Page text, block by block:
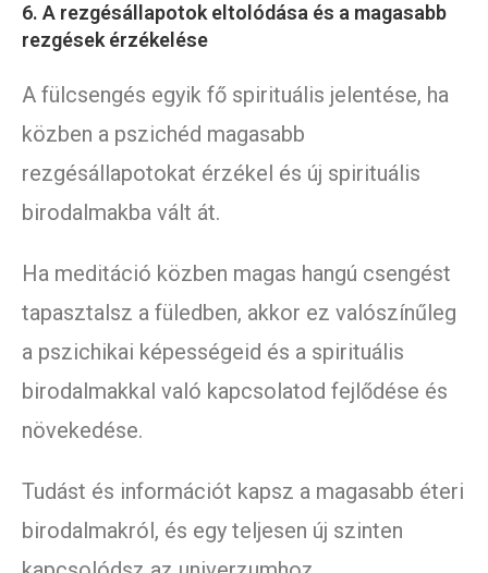
6. A rezgésállapotok eltolódása és a magasabb
rezgések érzékelése
A fülcsengés egyik fő spirituális jelentése, ha
közben a pszichéd magasabb
rezgésállapotokat érzékel és új spirituális
birodalmakba vált át.
Ha meditáció közben magas hangú csengést
tapasztalsz a füledben, akkor ez valószínűleg
a pszichikai képességeid és a spirituális
birodalmakkal való kapcsolatod fejlődése és
növekedése.
Tudást és információt kapsz a magasabb éteri
birodalmakról, és egy teljesen új szinten